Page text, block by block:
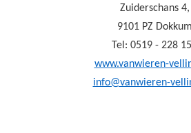
Zuiderschans 4,
9101 PZ Dokkum
Tel: 0519 - 228
www.vanwieren-
info@vanwieren-